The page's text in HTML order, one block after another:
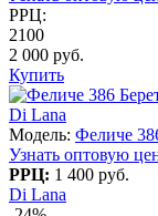
РРЦ:
2100
2 000 руб.
Купить
Di Lana
Модель: Феличе
Узнать оптовую
РРЦ: 1 400 руб.
Di Lana